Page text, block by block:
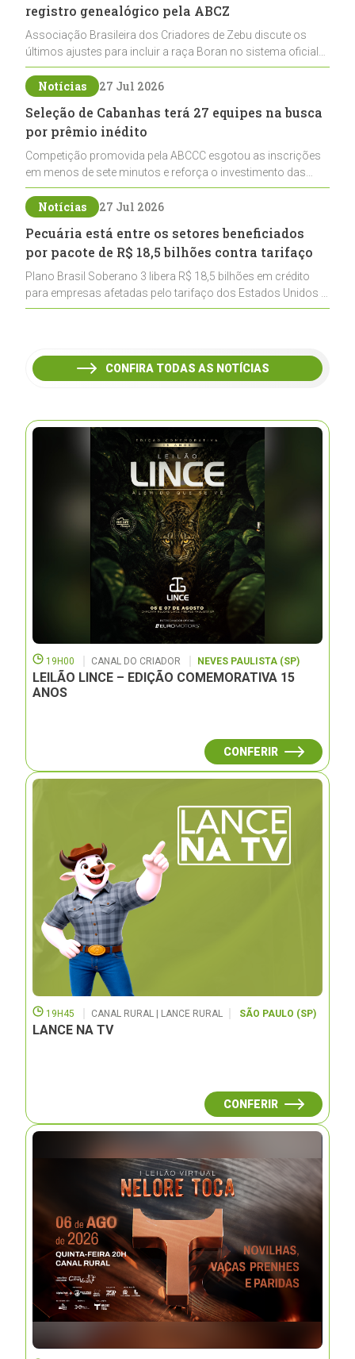
registro genealógico pela ABCZ
Associação Brasileira dos Criadores de Zebu discute os
últimos ajustes para incluir a raça Boran no sistema oficial
de registros, abrindo caminho para sua expansão na
pecuária nacional
Notícias 27 Jul 2026
Seleção de Cabanhas terá 27 equipes na busca
por prêmio inédito
Competição promovida pela ABCCC esgotou as inscrições
em menos de sete minutos e reforça o investimento das
cabanhas na seleção genética de Cavalos Crioulos voltados
ao laço
Notícias 27 Jul 2026
Pecuária está entre os setores beneficiados
por pacote de R$ 18,5 bilhões contra tarifaço
Plano Brasil Soberano 3 libera R$ 18,5 bilhões em crédito
para empresas afetadas pelo tarifaço dos Estados Unidos e
inclui a pecuária entre os setores estratégicos
CONFIRA TODAS AS NOTÍCIAS
19H00 CANAL DO CRIADOR NEVES PAULISTA (SP)
LEILÃO LINCE – EDIÇÃO COMEMORATIVA 15
ANOS
CONFERIR
19H45 CANAL RURAL | LANCE RURAL SÃO PAULO (SP)
LANCE NA TV
CONFERIR